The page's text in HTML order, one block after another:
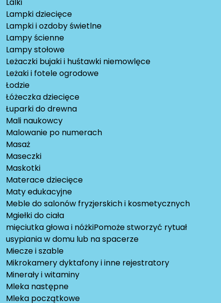
Lalki
Lampki dziecięce
Lampki i ozdoby świetlne
Lampy ścienne
Lampy stołowe
Leżaczki bujaki i huśtawki niemowlęce
Leżaki i fotele ogrodowe
Łodzie
Łóżeczka dziecięce
Łuparki do drewna
Mali naukowcy
Malowanie po numerach
Masaż
Maseczki
Maskotki
Materace dziecięce
Maty edukacyjne
Meble do salonów fryzjerskich i kosmetycznych
Mgiełki do ciała
mięciutka głowa i nóżkiPomoże stworzyć rytuał
usypiania w domu lub na spacerze
Miecze i szable
Mikrokamery dyktafony i inne rejestratory
Minerały i witaminy
Mleka następne
Mleka początkowe